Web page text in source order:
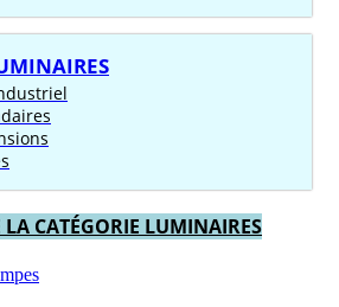
CATÉGORIE LUMINAIRES